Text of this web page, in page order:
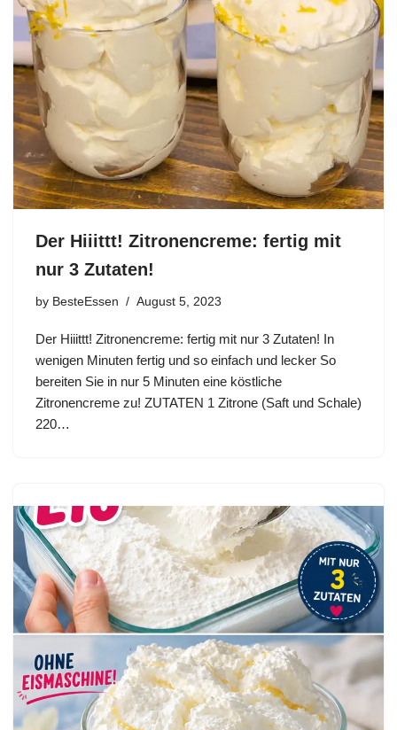
Der Hiiittt! Zitronencreme: fertig mit
nur 3 Zutaten!
by BesteEssen August 5, 2023
Der Hiiittt! Zitronencreme: fertig mit nur 3 Zutaten! In
wenigen Minuten fertig und so einfach und lecker So
bereiten Sie in nur 5 Minuten eine köstliche
Zitronencreme zu! ZUTATEN 1 Zitrone (Saft und Schale)
220…